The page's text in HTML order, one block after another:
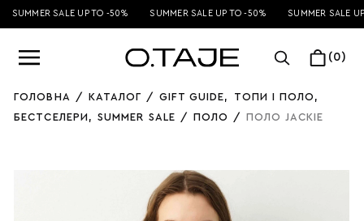
SUMMER SALE UP TO -50% SUMMER SALE UP TO -50% SUMMER SALE
(0)
ГОЛОВНА / КАТАЛОГ / GIFT GUIDE, ТОПИ І ПОЛО ,
БЕСТСЕЛЕРИ , SUMMER SALE / ПОЛО / ПОЛО JACKIE